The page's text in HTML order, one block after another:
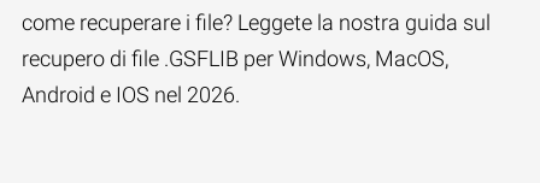
come recuperare i file? Leggete la nostra guida sul
recupero di file .GSFLIB per Windows, MacOS,
Android e IOS nel 2026.